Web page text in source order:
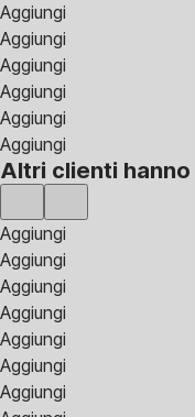
Aggiungi
Aggiungi
Aggiungi
Aggiungi
Aggiungi
Aggiungi
Altri clienti
Aggiungi
Aggiungi
Aggiungi
Aggiungi
Aggiungi
Aggiungi
Aggiungi